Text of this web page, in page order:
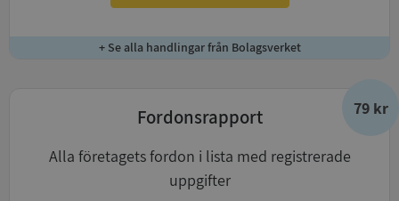
+ Se alla handlingar från Bolagsverket
79 kr
Fordonsrapport
Alla företagets fordon i lista med registrerade
uppgifter